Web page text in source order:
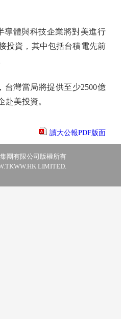
體與科技企業將對美進行
投資，其中包括台積電先前
灣當局將提供至少2500億
赴美投資。
讀大公報PDF版面
團有限公司版權所有
LIMITED.